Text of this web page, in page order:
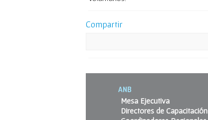
Compartir
ANB
Mesa Ejecutiva
Directores de Capacitación